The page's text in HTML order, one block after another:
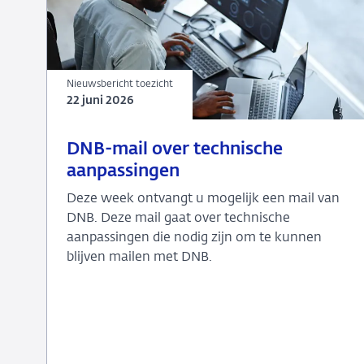
DNB-mail over technische
aanpassingen
22
Nieuwsbericht
Deze week ontvangt u mogelijk een mail van
DNB. Deze mail gaat over technische
aanpassingen die nodig zijn om te kunnen
blijven mailen met DNB.
Nieuwsbericht toezicht
22 juni 2026